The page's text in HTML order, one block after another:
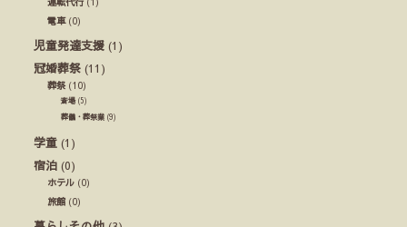
電車(0)
児童発達支援 (1)
冠婚葬祭 (11)
葬祭(10)
斎場(5)
葬儀・葬祭業 (9)
学童 (1)
宿泊 (0)
ホテル (0)
旅館 (0)